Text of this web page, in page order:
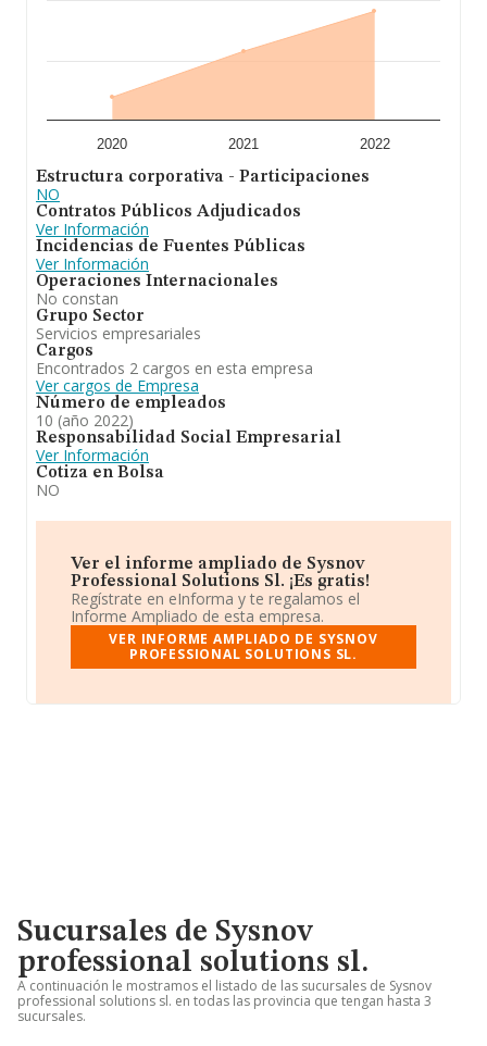
2020 2021 2022
Estructura corporativa - Participaciones
NO
Contratos Públicos Adjudicados
Ver Información
Incidencias de Fuentes Públicas
Ver Información
Operaciones Internacionales
No constan
Grupo Sector
Servicios empresariales
Cargos
Encontrados 2 cargos en esta empresa
Ver cargos de Empresa
Número de empleados
10 (año 2022)
Responsabilidad Social Empresarial
Ver Información
Cotiza en Bolsa
NO
Ver el informe ampliado de Sysnov
Professional Solutions Sl. ¡Es gratis!
Regístrate en eInforma y te regalamos el
Informe Ampliado de esta empresa.
VER INFORME AMPLIADO DE SYSNOV
PROFESSIONAL SOLUTIONS SL.
Sucursales de Sysnov
professional solutions sl.
A continuación le mostramos el listado de las sucursales de Sysnov
professional solutions sl. en todas las provincia que tengan hasta 3
sucursales.